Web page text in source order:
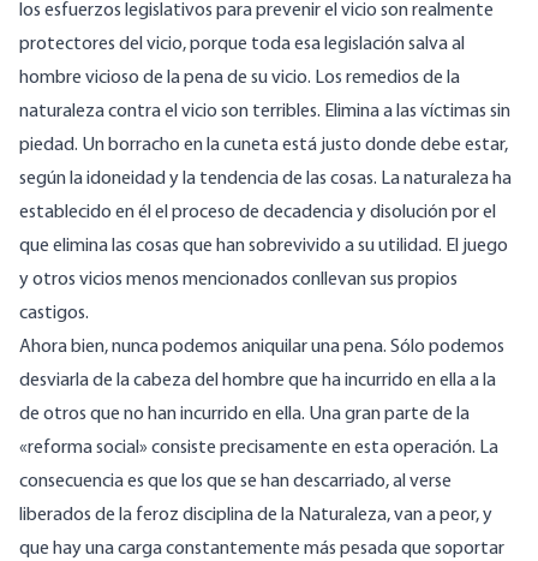
los esfuerzos legislativos para prevenir el vicio son realmente
protectores del vicio, porque toda esa legislación salva al
hombre vicioso de la pena de su vicio. Los remedios de la
naturaleza contra el vicio son terribles. Elimina a las víctimas sin
piedad. Un borracho en la cuneta está justo donde debe estar,
según la idoneidad y la tendencia de las cosas. La naturaleza ha
establecido en él el proceso de decadencia y disolución por el
que elimina las cosas que han sobrevivido a su utilidad. El juego
y otros vicios menos mencionados conllevan sus propios
castigos.
Ahora bien, nunca podemos aniquilar una pena. Sólo podemos
desviarla de la cabeza del hombre que ha incurrido en ella a la
de otros que no han incurrido en ella. Una gran parte de la
«reforma social» consiste precisamente en esta operación. La
consecuencia es que los que se han descarriado, al verse
liberados de la feroz disciplina de la Naturaleza, van a peor, y
que hay una carga constantemente más pesada que soportar